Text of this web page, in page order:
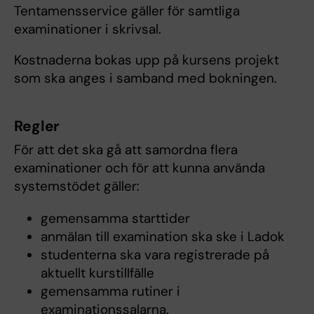
Tentamensservice gäller för samtliga
examinationer i skrivsal.
Kostnaderna bokas upp på kursens projekt
som ska anges i samband med bokningen.
Regler
För att det ska gå att samordna flera
examinationer och för att kunna använda
systemstödet gäller:
gemensamma starttider
anmälan till examination ska ske i Ladok
studenterna ska vara registrerade på
aktuellt kurstillfälle
gemensamma rutiner i
examinationssalarna.